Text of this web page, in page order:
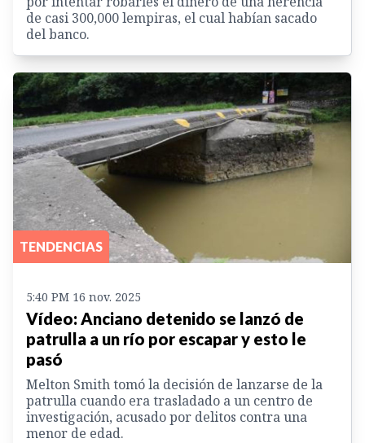
de casi 300,000 lempiras, el cual habían sacado
del banco.
TENDENCIAS
5:40 PM 16 nov. 2025
Vídeo: Anciano detenido se lanzó de
patrulla a un río por escapar y esto le
pasó
Melton Smith tomó la decisión de lanzarse de la
patrulla cuando era trasladado a un centro de
investigación, acusado por delitos contra una
menor de edad.